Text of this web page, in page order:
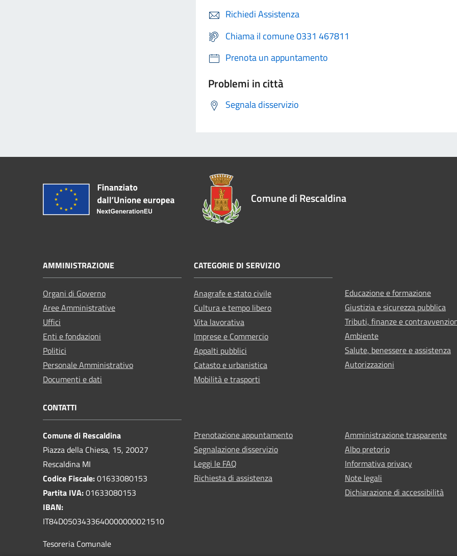
Richiedi Assistenza
Chiama il comune 0331 467811
Prenota un appuntamento
Problemi in città
Segnala disservizio
Comune di Rescaldina
AMMINISTRAZIONE
Organi di Governo
Aree Amministrative
Uffici
Enti e fondazioni
Politici
Personale Amministrativo
Documenti e dati
CATEGORIE DI SERVIZIO
Anagrafe e stato civile
Cultura e tempo libero
Vita lavorativa
Imprese e Commercio
Appalti pubblici
Catasto e urbanistica
Mobilità e trasporti
Educazione e formazione
Giustizia e sicurezza pubblica
Tributi, finanze e
Ambiente
Salute, benessere e assistenza
Autorizzazioni
CONTATTI
Comune di Rescaldina
Piazza della Chiesa, 15, 20027
Rescaldina MI
Codice Fiscale:01633080153
Partita IVA:01633080153
IBAN:
IT84D0503433640000000021510
Tesoreria Comunale
Prenotazione appuntamento
Segnalazione disservizio
Leggi le FAQ
Richiesta di assistenza
Amministrazione trasparente
Albo pretorio
Informativa privacy
Note legali
Dichiarazione di accessibilità